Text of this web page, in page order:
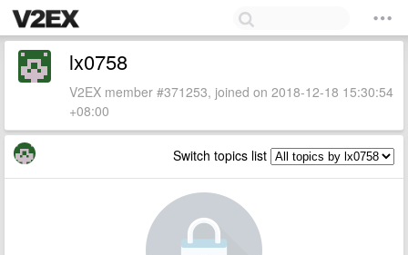
lx0758
V2EX member #371253, joined on 2018-12-18 15:30:54
+08:00
Switch topics list